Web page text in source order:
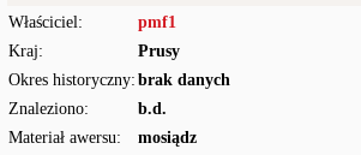
Właściciel:
pmf1
Kraj:
Prusy
Okres historyczny: brak danych
Znaleziono:
b.d.
Materiał awersu:
mosiądz